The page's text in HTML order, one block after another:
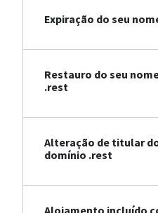
Expiração do seu
Restauro do seu
.rest
Alteração de titular
domínio .rest